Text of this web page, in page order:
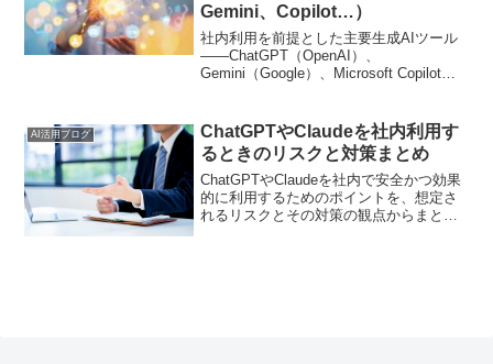
Gemini、Copilot…）
社内利用を前提とした主要生成AIツール
――ChatGPT（OpenAI）、
Gemini（Google）、Microsoft Copilotの3
AI活用ブログ
ChatGPTやClaudeを社内利用す
るときのリスクと対策まとめ
ChatGPTやClaudeを社内で安全かつ効果
的に利用するためのポイントを、想定さ
れるリスクとその対策の観点からまとめ